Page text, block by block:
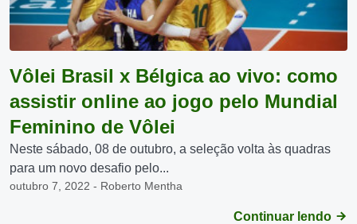
Vôlei Brasil x Bélgica ao vivo: como
assistir online ao jogo pelo Mundial
Feminino de Vôlei
Neste sábado, 08 de outubro, a seleção volta às quadras
para um novo desafio pelo...
outubro 7, 2022 - Roberto Mentha
Continuar lendo